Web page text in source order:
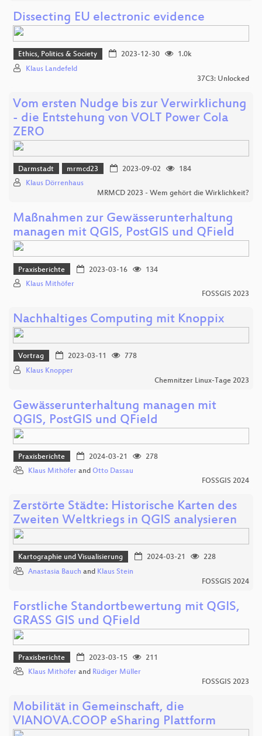
Dissecting EU electronic evidence
Ethics, Politics & Society 2023-12-30
1.0k
Klaus Landefeld
37C3: Unlocked
Vom ersten Nudge bis zur Verwirklichung
- die Entstehung von VOLT Power Cola
ZERO
Darmstadt mrmcd23 2023-09-02
184
Klaus Dörrenhaus
MRMCD 2023 - Wem gehört die Wirklichkeit?
Maßnahmen zur Gewässerunterhaltung
managen mit QGIS, PostGIS und QField
Praxisberichte 2023-03-16
134
Klaus Mithöfer
FOSSGIS 2023
Nachhaltiges Computing mit Knoppix
Vortrag 2023-03-11
778
Klaus Knopper
Chemnitzer Linux-Tage 2023
Gewässerunterhaltung managen mit
QGIS, PostGIS und QField
Praxisberichte 2024-03-21
278
Klaus Mithöfer and Otto Dassau
FOSSGIS 2024
Zerstörte Städte: Historische Karten des
Zweiten Weltkriegs in QGIS analysieren
Kartographie und Visualisierung 2024-03-21
228
Anastasia Bauch and Klaus Stein
FOSSGIS 2024
Forstliche Standortbewertung mit QGIS,
GRASS GIS und QField
Praxisberichte 2023-03-15
211
Klaus Mithöfer and Rüdiger Müller
FOSSGIS 2023
Mobilität in Gemeinschaft, die
VIANOVA.COOP eSharing Plattform